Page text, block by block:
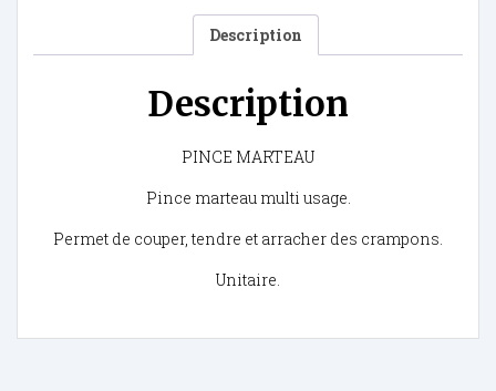
Description
Description
PINCE MARTEAU
Pince marteau multi usage.
Permet de couper, tendre et arracher des crampons.
Unitaire.